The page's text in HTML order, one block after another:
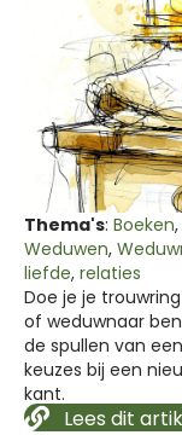
Thema's: Boeken,
Weduwen,
liefde, relaties
Doe je je
of weduwnaar
de spullen van
keuzes bij een
kant.
Lees dit